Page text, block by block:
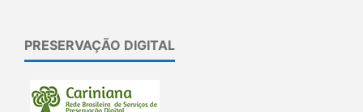
PRESERVAÇÃO DIGITAL